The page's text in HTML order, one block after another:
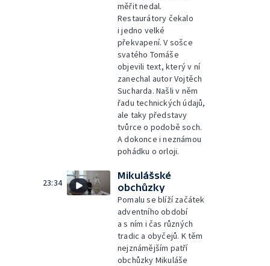
měřit nedal.
Restaurátory čekalo
i jedno velké
překvapení. V sošce
svatého Tomáše
objevili text, který v ní
zanechal autor Vojtěch
Sucharda. Našli v něm
řadu technických údajů,
ale taky představy
tvůrce o podobě soch.
A dokonce i neznámou
pohádku o orloji.
23:34
Mikulášské
obchůzky
Pomalu se blíží začátek
adventního období
a s ním i čas různých
tradic a obyčejů. K těm
nejznámějším patří
obchůzky Mikuláše